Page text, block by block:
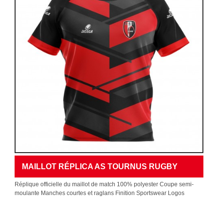
MAILLOT RÉPLICA AS TOURNUS RUGBY
Réplique officielle du maillot de match 100% polyester Coupe semi-
moulante Manches courtes et raglans Finition Sportswear Logos